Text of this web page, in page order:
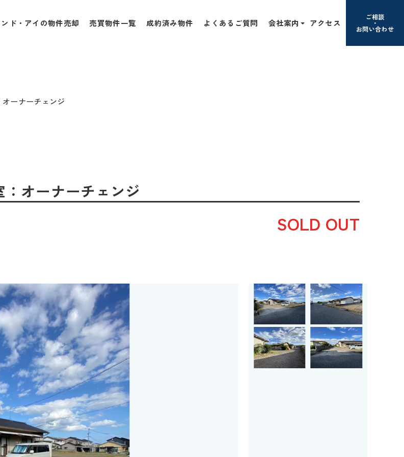
ンド・アイの物件売却 売買物件一覧 成約済み物件 よくあるご質問 会社案内 アクセス
ご相談
お問い合わせ
ーナーチェンジ
オーナーチェンジ
SOLD OUT